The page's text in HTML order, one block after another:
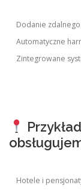
Dodanie
Automatyczne
Zintegrowane
Hotele i